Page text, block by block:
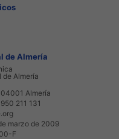
de Almería
Almería
Almería
211 131
marzo de 2009
F